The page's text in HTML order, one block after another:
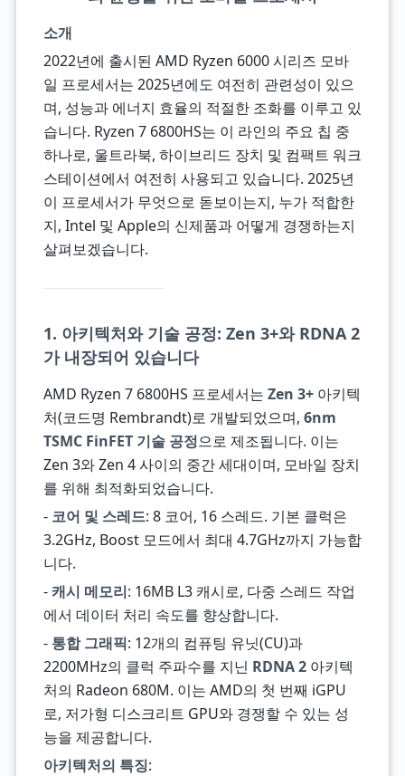
소개
2022년에 출시된 AMD Ryzen 6000 시리즈 모바
일 프로세서는 2025년에도 여전히 관련성이 있으
며, 성능과 에너지 효율의 적절한 조화를 이루고 있
습니다. Ryzen 7 6800HS는 이 라인의 주요 칩 중
하나로, 울트라북, 하이브리드 장치 및 컴팩트 워크
스테이션에서 여전히 사용되고 있습니다. 2025년
이 프로세서가 무엇으로 돋보이는지, 누가 적합한
지, Intel 및 Apple의 신제품과 어떻게 경쟁하는지
살펴보겠습니다.
1. 아키텍처와 기술 공정: Zen 3+와 RDNA 2
가 내장되어 있습니다
AMD Ryzen 7 6800HS 프로세서는 Zen 3+아키텍
처(코드명 Rembrandt)로 개발되었으며, 6nm
TSMC FinFET 기술 공정으로 제조됩니다. 이는
Zen 3와 Zen 4 사이의 중간 세대이며, 모바일 장치
를 위해 최적화되었습니다.
- 코어 및 스레드: 8 코어, 16 스레드. 기본 클럭은
3.2GHz, Boost 모드에서 최대 4.7GHz까지 가능합
니다.
-캐시 메모리: 16MB L3 캐시로, 다중 스레드 작업
에서 데이터 처리 속도를 향상합니다.
- 통합 그래픽: 12개의 컴퓨팅 유닛(CU)과
2200MHz의 클럭 주파수를 지닌 RDNA 2아키텍
처의 Radeon 680M. 이는 AMD의 첫 번째 iGPU
로, 저가형 디스크리트 GPU와 경쟁할 수 있는 성
능을 제공합니다.
아키텍처의 특징: